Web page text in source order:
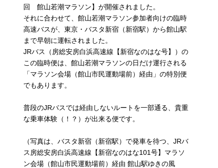
回 館山若潮マラソン】が開催されました。
それに合わせて、館山若潮マラソン参加者向けの臨時
高速バスが、東京・バスタ新宿（新宿駅）から館山駅
まで早朝に運転されました。
JRバス（房総安房白浜高速線【新宿なのはな号】）の
この臨時便は、館山若潮マラソンの日だけ運行される
「マラソン会場（館山市民運動場前）経由」の特別便
でもあります。
普段のJRバスでは経由しないルートを一部通る、貴重
な乗車体験（！？）が出来る便です。
（写真は、バスタ新宿（新宿駅）で発車を待つ、JRバ
ス房総安房白浜高速線【新宿なのはな101号】マラソ
ン会場（館山市民運動場前）経由 館山駅ゆきの風